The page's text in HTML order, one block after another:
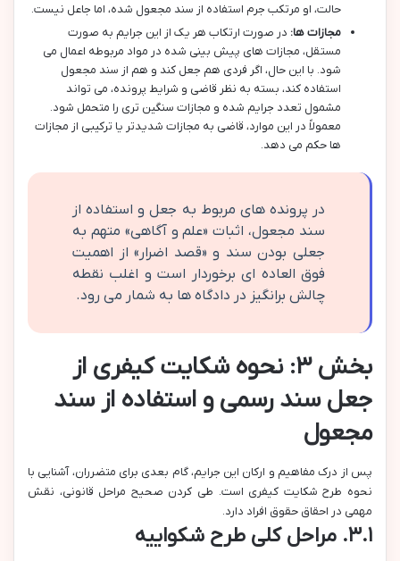
حالت، او مرتکب جرم استفاده از سند مجعول شده، اما جاعل نیست.
مجازات ها: در صورت ارتکاب هر یک از این جرایم به صورت
مستقل، مجازات های پیش بینی شده در مواد مربوطه اعمال می
شود. با این حال، اگر فردی هم جعل کند و هم از سند مجعول
استفاده کند، بسته به نظر قاضی و شرایط پرونده، می تواند
مشمول تعدد جرایم شده و مجازات سنگین تری را متحمل شود.
معمولاً در این موارد، قاضی به مجازات شدیدتر یا ترکیبی از مجازات
ها حکم می دهد.
در پرونده های مربوط به جعل و استفاده از
سند مجعول، اثبات «علم و آگاهی» متهم به
جعلی بودن سند و «قصد اضرار» از اهمیت
فوق العاده ای برخوردار است و اغلب نقطه
چالش برانگیز در دادگاه ها به شمار می رود.
بخش ۳: نحوه شکایت کیفری از
جعل سند رسمی و استفاده از سند
مجعول
پس از درک مفاهیم و ارکان این جرایم، گام بعدی برای متضرران، آشنایی با
نحوه طرح شکایت کیفری است. طی کردن صحیح مراحل قانونی، نقش
مهمی در احقاق حقوق افراد دارد.
۳.۱. مراحل کلی طرح شکواییه